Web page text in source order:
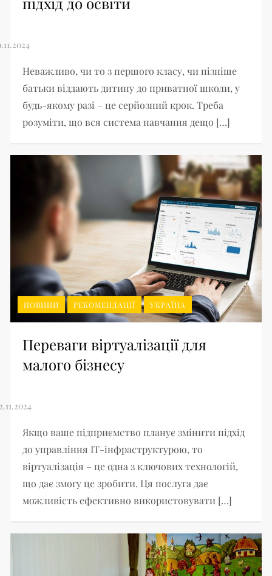
Неважливо, чи то з першого класу, чи пізніше
батьки віддають дитину до приватної школи, у
будь-якому разі – це серйозний крок. Треба
розуміти, що вся система навчання дещо […]
НОВИНИ РЕКОМЕНДАЦІЇ УКРАЇНА
Переваги віртуалізації для
малого бізнесу
Якщо ваше підприємство планує змінити підхід
до управління ІТ-інфраструктурою, то
віртуалізація – це одна з ключових технологій,
що дає змогу це зробити. Ця послуга дає
можливість ефективно використовувати […]